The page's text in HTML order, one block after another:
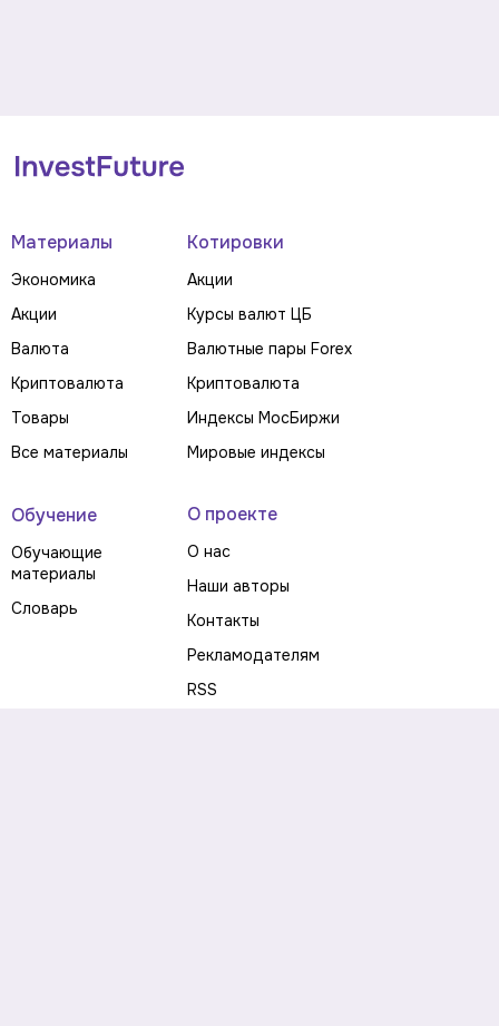
Материалы
Экономика
Акции
Валюта
Криптовалюта
Товары
Все материалы
Котировки
Акции
Курсы валют ЦБ
Валютные пары Forex
Криптовалюта
Индексы МосБиржи
Мировые индексы
Обучение
Обучающие
материалы
Словарь
О проекте
О нас
Наши авторы
Контакты
Рекламодателям
RSS